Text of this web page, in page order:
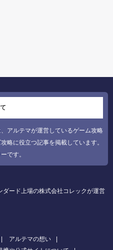
アルテマが運営しているゲーム攻略
略に役立つ記事を掲載しています。
です。
ダード上場の株式会社コレックが運営
アルテマの想い